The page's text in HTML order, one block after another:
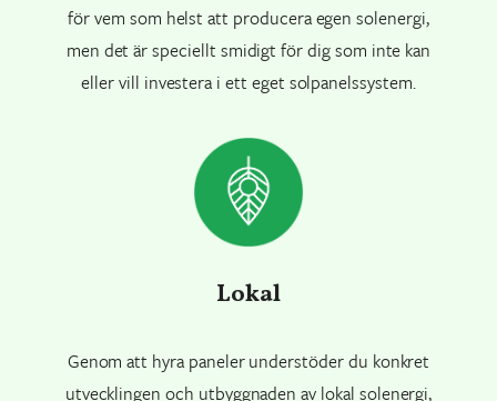
för vem som helst att producera egen solenergi,
men det är speciellt smidigt för dig som inte kan
eller vill investera i ett eget solpanelssystem.
Lokal
Genom att hyra paneler understöder du konkret
utvecklingen och utbyggnaden av lokal solenergi,